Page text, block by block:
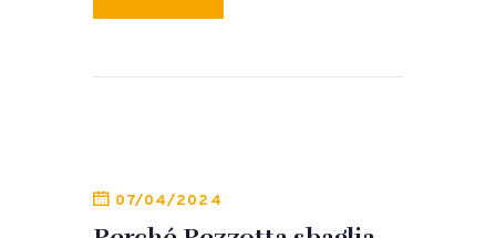
07/04/2024